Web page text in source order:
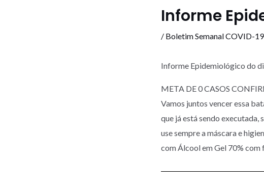
Informe
/ Boletim Semanal COVID-19
Informe Epidemiológico do
META DE 0 CASOS
Vamos juntos vencer essa
que já está sendo executada,
use sempre a máscara e
com Álcool em Gel 70% com